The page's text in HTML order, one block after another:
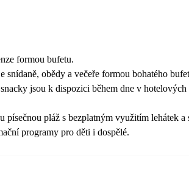
formou bufetu.
snídaně, obědy a večeře formou bohatého
jsou k dispozici během dne v
písečnou pláž s bezplatným využitím lehátek a
programy pro děti i dospělé.